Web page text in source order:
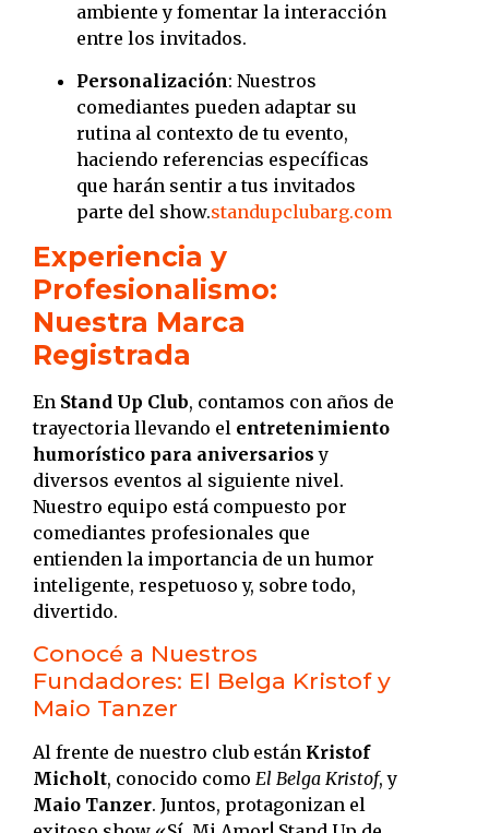
ambiente y fomentar la interacción
entre los invitados.
Personalización: Nuestros
comediantes pueden adaptar su
rutina al contexto de tu evento,
haciendo referencias específicas
que harán sentir a tus invitados
parte del show.standupclubarg.com
Experiencia y
Profesionalismo:
Nuestra Marca
Registrada
En Stand Up Club, contamos con años de
trayectoria llevando el entretenimiento
humorístico para aniversarios y
diversos eventos al siguiente nivel.
Nuestro equipo está compuesto por
comediantes profesionales que
entienden la importancia de un humor
inteligente, respetuoso y, sobre todo,
divertido.
Conocé a Nuestros
Fundadores: El Belga Kristof y
Maio Tanzer
Al frente de nuestro club están Kristof
Micholt, conocido como El Belga Kristof, y
Maio Tanzer. Juntos, protagonizan el